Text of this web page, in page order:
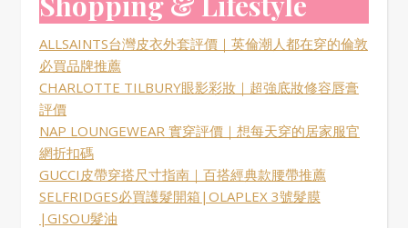
ALLSAINTS台灣皮衣外套評價｜英倫潮人都在穿的倫敦
必買品牌推薦
CHARLOTTE TILBURY眼影彩妝｜超強底妝修容唇膏
評價
NAP LOUNGEWEAR 實穿評價｜想每天穿的居家服官
網折扣碼
GUCCI皮帶穿搭尺寸指南｜百搭經典款腰帶推薦
SELFRIDGES必買護髮開箱|OLAPLEX 3號髮膜
|GISOU髮油